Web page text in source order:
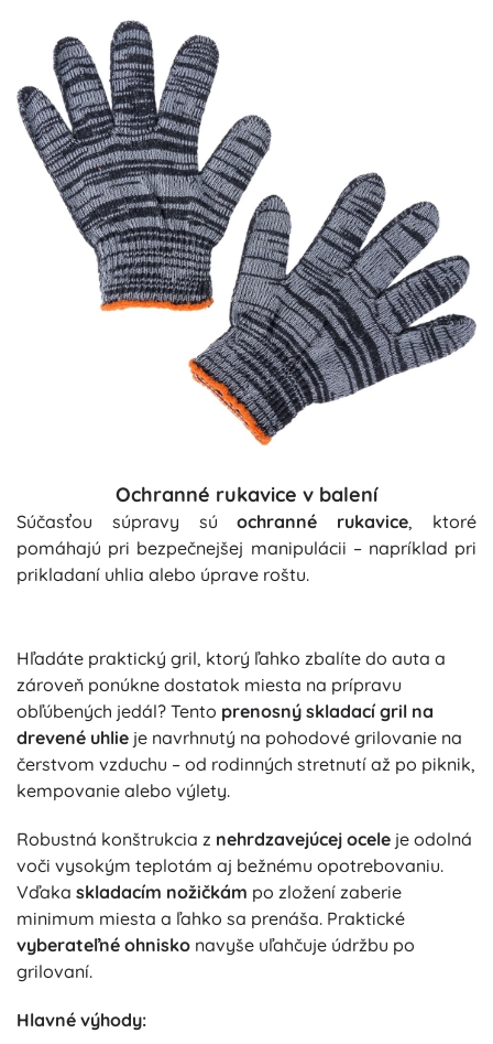
Ochranné rukavice v balení
Súčasťou súpravy súochranné rukavice, ktoré
pomáhajú pri bezpečnejšej manipulácii – napríklad pri
prikladaní uhlia alebo úprave roštu.
Hľadáte praktický gril, ktorý ľahko zbalíte do auta a
zároveň ponúkne dostatok miesta na prípravu
obľúbených jedál? Tento prenosný skladací gril na
drevené uhlie je navrhnutý na pohodové grilovanie na
čerstvom vzduchu – od rodinných stretnutí až po piknik,
kempovanie alebo výlety.
Robustná konštrukcia z nehrdzavejúcej ocele je odolná
voči vysokým teplotám aj bežnému opotrebovaniu.
Vďaka skladacím nožičkám po zložení zaberie
minimum miesta a ľahko sa prenáša. Praktické
vyberateľné ohnisko navyše uľahčuje údržbu po
grilovaní.
Hlavné výhody: